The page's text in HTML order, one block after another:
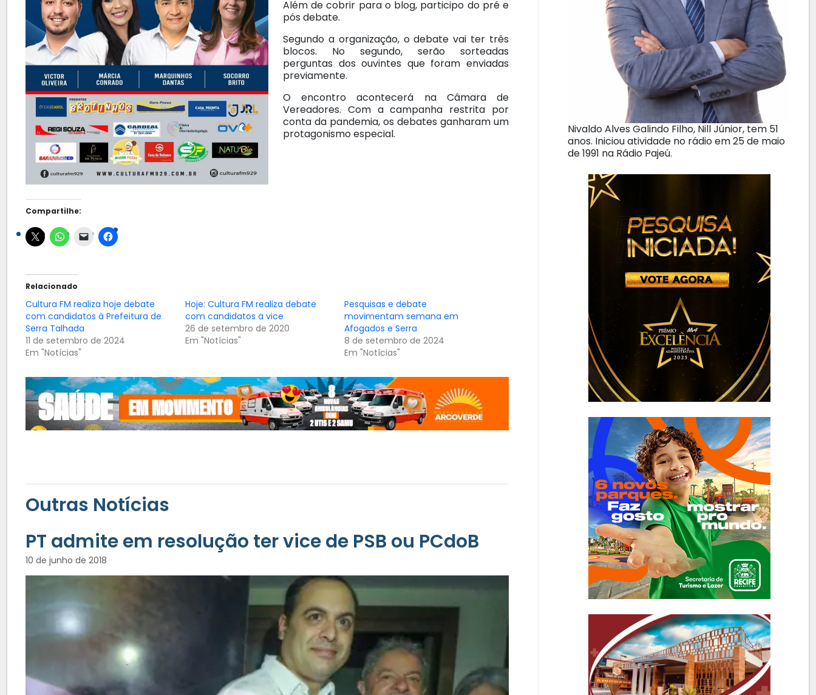
Além de cobrir para o blog, participo do pré e
pós debate.
Segundo a organização, o debate vai ter três
blocos. No segundo, serão sorteadas
perguntas dos ouvintes que foram enviadas
previamente.
O encontro acontecerá na Câmara de
Vereadores. Com a campanha restrita por
conta da pandemia, os debates ganharam um
protagonismo especial.
Compartilhe:
Relacionado
Cultura FM realiza hoje debate
com candidatos à Prefeitura de
Serra Talhada
11 de setembro de 2024
Em "Notícias"
Hoje: Cultura FM realiza debate
com candidatos a vice
26 de setembro de 2020
Em "Notícias"
Pesquisas e debate
movimentam semana em
Afogados e Serra
8 de setembro de 2024
Em "Notícias"
Outras Notícias
PT admite em resolução ter vice de PSB ou PCdoB
10 de junho de 2018
Nivaldo Alves Galindo Filho, Nill Júnior, tem 51
anos. Iniciou atividade no rádio em 25 de maio
de 1991 na Rádio Pajeú.